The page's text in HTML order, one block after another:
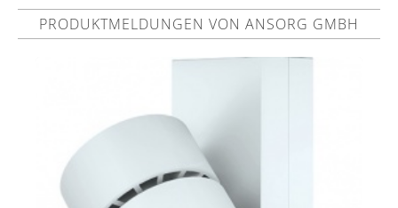
PRODUKTMELDUNGEN VON ANSORG GMBH